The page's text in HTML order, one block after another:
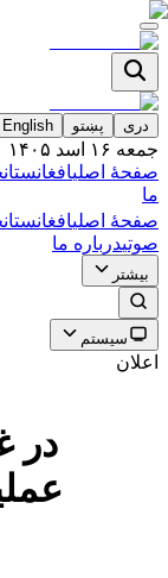
دری پښتو English
جمعه ۱۶ اسد ۱۴۰۵
صفحۀ اصلیافغانستان
ما
صفحۀ اصلیافغانستان
صوتیدرباره ما
بیشتر
سیستم
اعلان
در